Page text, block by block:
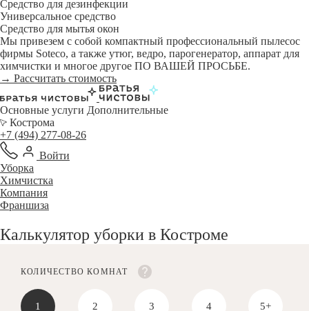
Средство для дезинфекции
Универсальное средство
Средство для мытья окон
Мы привезем с собой компактный профессиональный пылесос
фирмы Soteco, а также утюг, ведро, парогенератор, аппарат для
химчистки и многое другое ПО ВАШЕЙ ПРОСЬБЕ.
→ Рассчитать стоимость
Основные услуги Дополнительные
Кострома
+7 (494) 277-08-26
Войти
Уборка
Химчистка
Компания
Франшиза
Калькулятор уборки в Костроме
КОЛИЧЕСТВО КОМНАТ
1 2 3 4 5+